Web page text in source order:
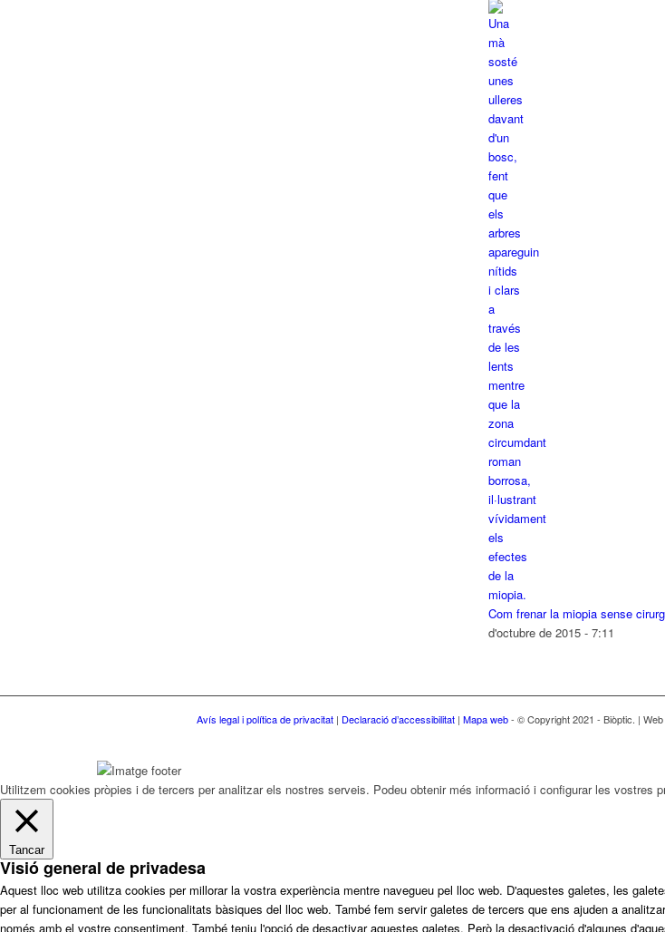
Com frenar la miopia sense
d'octubre de 2015 - 7:11
Avís legal i política de privacitat | Declaració d’accessibilitat | Mapa web- © Copyright 2021 - Biòptic. |
Utilitzem cookies pròpies i de tercers per analitzar els nostres serveis. Podeu obtenir més informació i configurar les vostres
Tancar
Visió general de privadesa
Aquest lloc web utilitza cookies per millorar la vostra experiència mentre navegueu pel lloc web. D'aquestes galetes, les
per al funcionament de les funcionalitats bàsiques del lloc web. També fem servir galetes de tercers que ens ajuden a
només amb el vostre consentiment. També teniu l'opció de desactivar aquestes galetes. Però la desactivació d'algunes